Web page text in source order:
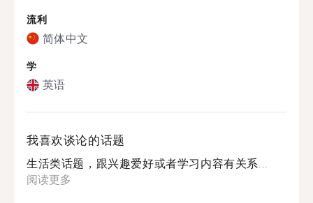
流利
简体中文
学
英语
我喜欢谈论的话题
生活类话题，跟兴趣爱好或者学习内容有关系...
阅读更多